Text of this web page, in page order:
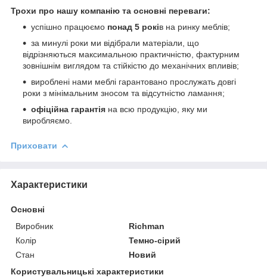
Трохи про нашу компанію та основні переваги:
успішно працюємо понад 5 років на ринку меблів;
за минулі роки ми відібрали матеріали, що
відрізняються максимальною практичністю, фактурним
зовнішнім виглядом та стійкістю до механічних впливів;
вироблені нами меблі гарантовано прослужать довгі
роки з мінімальним зносом та відсутністю ламання;
офіційна гарантія на всю продукцію, яку ми
виробляємо.
Приховати
Характеристики
Основні
Виробник
Richman
Колір
Темно-сірий
Стан
Новий
Користувальницькі характеристики